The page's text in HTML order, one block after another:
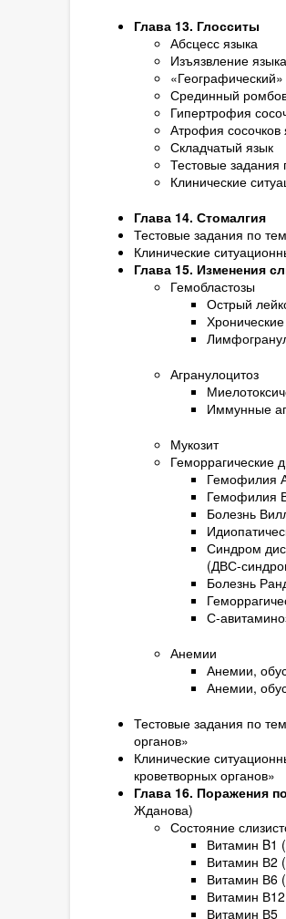
Глава 13. Глосситы
Абсцесс языка
Изъязвление
Срединный
Гипертрофия
Атрофия сосочков
Складчатый язык
Тестовые задания
Клинические
Глава 14. Стомалгия
Тестовые задания по
Клинические
Глава 15. Изменения
Гемобластозы
Острый
Агранулоцитоз
Иммунные
Мукозит
Геморрагические
Гемофилия
Гемофилия
Болезнь
Синдром
(ДВС-
Болезнь
С-
Анемии
Анемии,
Анемии,
Тестовые задания по
органов»
Клинические
кроветворных органов»
Глава 16. Поражения
Жданова)
Состояние
Витамин B1
Витамин В2
Витамин В6
Витамин
Витамин В5